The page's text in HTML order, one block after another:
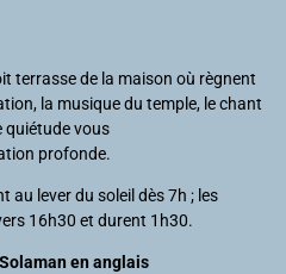
terrasse de la maison où règnent
la musique du temple, le chant
quiétude vous
profonde.
au lever du soleil dès 7h ; les
16h30 et durent 1h30.
en anglais